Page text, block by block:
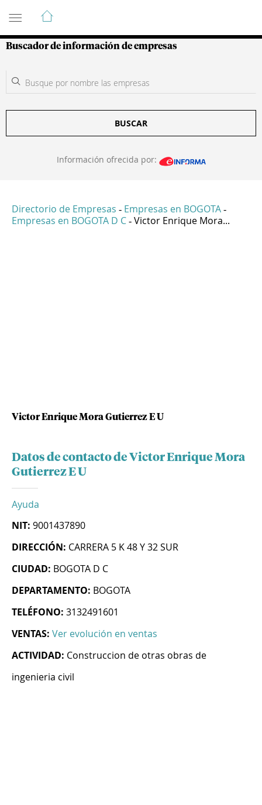
Guía de Empresas Colombianas
Buscador de información de empresas
BUSCAR
Información ofrecida por:
Directorio de Empresas - Empresas en BOGOTA -
Empresas en BOGOTA D C - Victor Enrique Mora...
Victor Enrique Mora Gutierrez E U
Datos de contacto de Victor Enrique Mora
Gutierrez E U
Ayuda
NIT: 9001437890
DIRECCIÓN: CARRERA 5 K 48 Y 32 SUR
CIUDAD: BOGOTA D C
DEPARTAMENTO: BOGOTA
TELÉFONO: 3132491601
VENTAS: Ver evolución en ventas
ACTIVIDAD: Construccion de otras obras de
ingenieria civil